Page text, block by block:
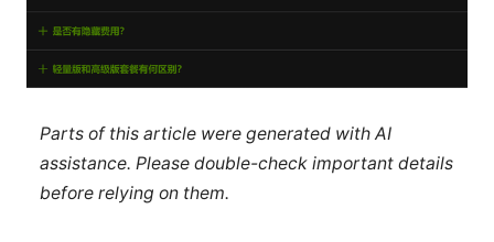
Parts of this article were generated with AI
assistance. Please double-check important details
before relying on them.